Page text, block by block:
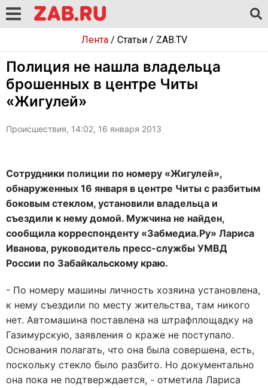
Лента/ Статьи/ ZAB.TV
Полиция не нашла владельца
брошенных в центре Читы
«Жигулей»
Происшествия, 14:02, 16 января 2013
Сотрудники полиции по номеру «Жигулей»,
обнаруженных 16 января в центре Читы с разбитым
боковым стеклом, установили владельца и
съездили к нему домой. Мужчина не найден,
сообщила корреспонденту «Забмедиа.Ру» Лариса
Иванова, руководитель пресс-службы УМВД
России по Забайкальскому краю.
- По номеру машины личность хозяина установлена,
к нему съездили по месту жительства, там никого
нет. Автомашина поставлена на штрафплощадку на
Газимурскую, заявления о краже не поступало.
Основания полагать, что она была совершена, есть,
поскольку стекло было разбито. Но документально
она пока не подтверждается, - отметила Лариса